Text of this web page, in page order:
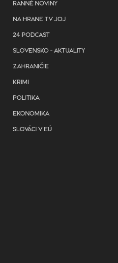
RANNÉ NOVINY
NA HRANE TV JOJ
24 PODCAST
SLOVENSKO - AKTUALITY
ZAHRANIČIE
KRIMI
POLITIKA
EKONOMIKA
SLOVÁCI V EÚ